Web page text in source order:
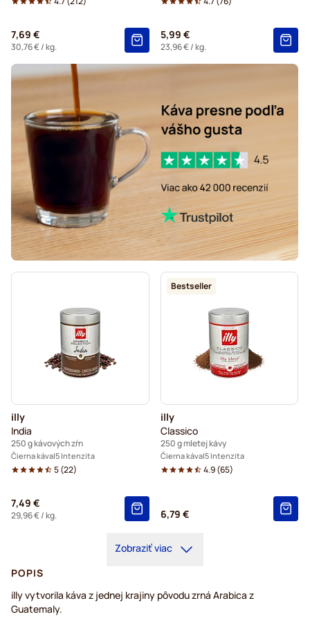
7,69 €
30,76 €/ kg.
5,99 €
23,96 €/ kg.
illy
India
250 g kávových zŕn
Čierna káva 5 Intenzita
5(22)
7,49 €
29,96 €/ kg.
Bestseller
illy
Classico
250 g mletej kávy
Čierna káva 5 Intenzita
4.9(65)
6,79 €
Zobraziť viac
POPIS
illy vytvorila káva z jednej krajiny pôvodu zrná Arabica z
Guatemaly.